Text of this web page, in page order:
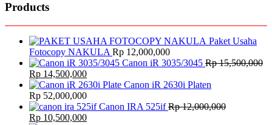
Products
Paket Usaha
Fotocopy NAKULA Rp 12,000,000
Canon iR 3035/3045 Rp15,500,000
Original
price
was:
Rp 15,500,000.
Rp 14,500,000Current
price
is:
Rp 14,500,000.
Canon iR 2630i Platen
Rp 52,000,000
Canon IRA 525if Rp12,000,000
Original
Rp 10,500,000Current